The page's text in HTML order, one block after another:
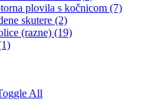
plovila s kočnicom (7)
skutere (2)
(razne) (19)
All